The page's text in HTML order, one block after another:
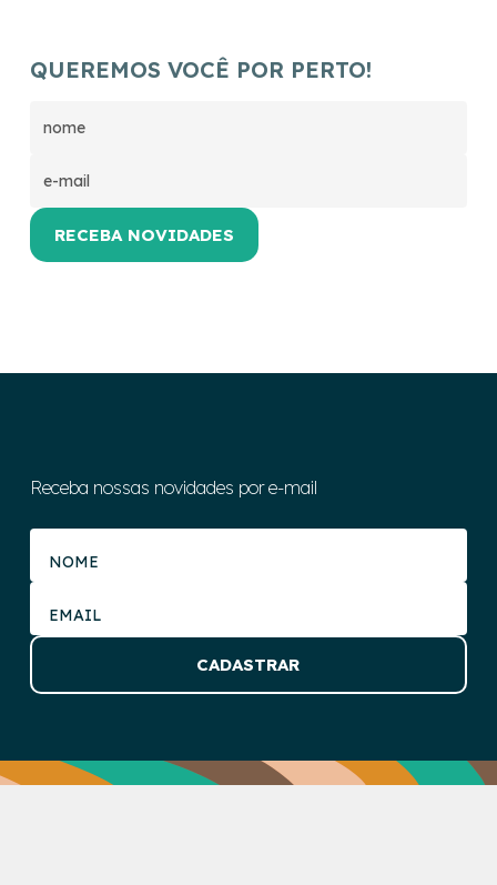
QUEREMOS VOCÊ POR PERTO!
Receba nossas novidades por e-mail